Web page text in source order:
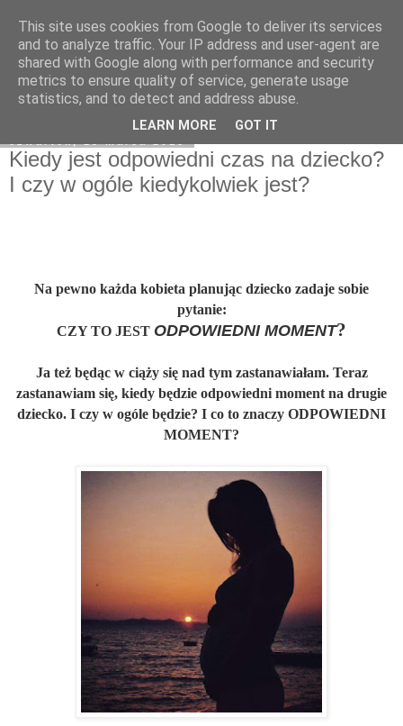
On My Way
Kiedy jest odpowiedni czas na dziecko?
I czy w ogóle kiedykolwiek jest?
Na pewno każda kobieta planując dziecko zadaje sobie
pytanie:
CZY TO JEST ODPOWIEDNI MOMENT?
Ja też będąc w ciąży się nad tym zastanawiałam. Teraz
zastanawiam się, kiedy będzie odpowiedni moment na drugie
dziecko. I czy w ogóle będzie? I co to znaczy ODPOWIEDNI
MOMENT?
This site uses cookies from Google to deliver its services
and to analyze traffic. Your IP address and user-agent are
shared with Google along with performance and security
metrics to ensure quality of service, generate usage
statistics, and to detect and address abuse.
LEARN MORE GOT IT